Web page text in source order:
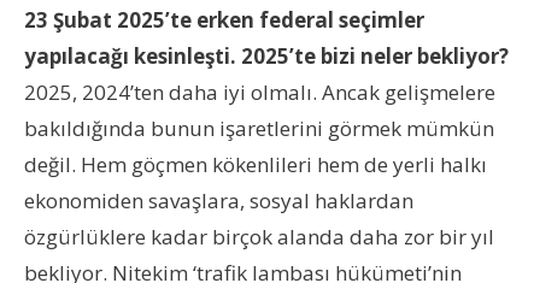
23 Şubat 2025’te erken federal seçimler
yapılacağı kesinleşti. 2025’te bizi neler bekliyor?
2025, 2024’ten daha iyi olmalı. Ancak gelişmelere
bakıldığında bunun işaretlerini görmek mümkün
değil. Hem göçmen kökenlileri hem de yerli halkı
ekonomiden savaşlara, sosyal haklardan
özgürlüklere kadar birçok alanda daha zor bir yıl
bekliyor. Nitekim ‘trafik lambası hükümeti’nin